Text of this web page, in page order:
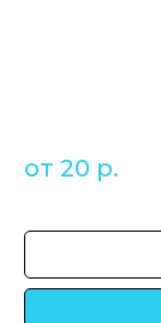
от 20 р.